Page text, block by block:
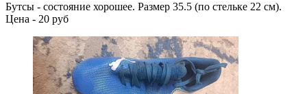
Бутсы - состояние хорошее. Размер 35.5 (по стельке 22 см).
Цена - 20 руб